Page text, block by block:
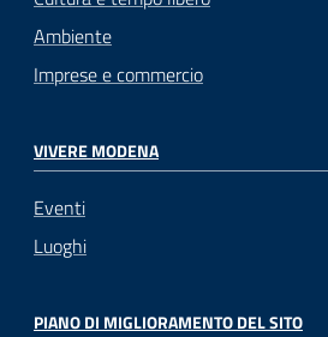
Ambiente
Imprese e commercio
VIVERE MODENA
Eventi
Luoghi
PIANO DI MIGLIORAMENTO DEL SITO